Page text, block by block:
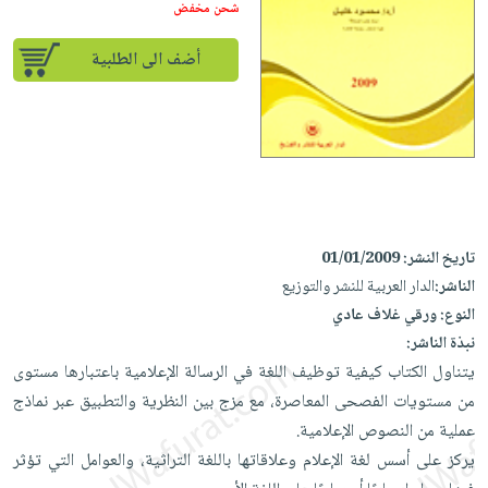
إختياراتنا
أكاديمية
صندوق
القراءة
حدود
أسئلة
يتكرر
iKitab
على
Android
تحميل
iKitab
على
Apple
تحميل
masmu3
على
masmu3
على
Apple
المواضيع
مبيعاً
إختياراتنا
وسائل
القراءة
جوائز
تعليمية
الصحة
والعناية
الشخصية
أجهزة
العناية
الشخصية
العناية
وتصفيف
الشعر
العناية
بالجسم
المطبخ
والسفرة
جديد
الكل
أواني
الطهي
أدوات
متجر
الهدايا
أقسام
شحن مخفض
أضف الى الطلبية
تاريخ النشر:01/01/2009
الناشر:الدار العربية للنشر والتوزيع
النوع:ورقي غلاف عادي
نبذة الناشر:
يتناول الكتاب كيفية توظيف اللغة في الرسالة الإعلامية باعتبارها مستوى
من مستويات الفصحى المعاصرة، مع مزج بين النظرية والتطبيق عبر نماذج
عملية من النصوص الإعلامية.
يركز على أسس لغة الإعلام وعلاقاتها باللغة التراثية، والعوامل التي تؤثر